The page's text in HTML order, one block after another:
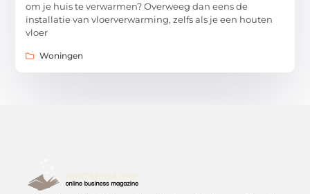
om je huis te verwarmen? Overweeg dan eens de
installatie van vloerverwarming, zelfs als je een houten
vloer
Woningen